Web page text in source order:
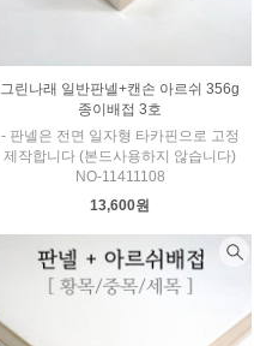
그린나래 일반판넬+캔손 아르쉬 356g
종이배접 3호
- 판넬은 전면 일자형 타카핀으로 고정
제작합니다 (본드사용하지 않습니다)
NO-11411108
13,600원